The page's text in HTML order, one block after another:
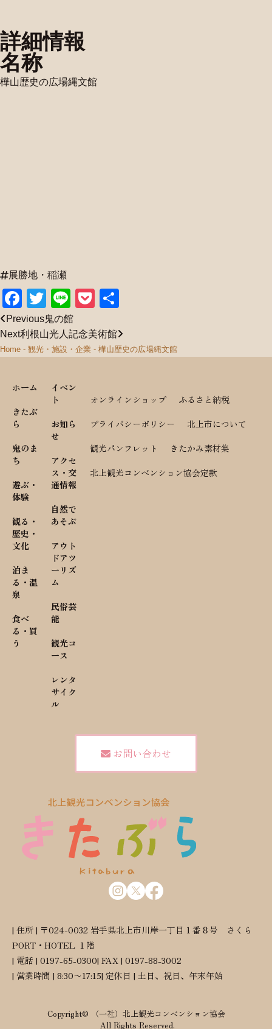
詳細情報
名称
樺山歴史の広場縄文館
展勝地・稲瀬
Facebook
Twitter
LinePocket
Previous鬼の館
Next利根山光人記念美術館
Home - 観光・施設・企業 - 樺山歴史の広場縄文館
ホーム
きたぶ
ら
鬼のま
ち
遊ぶ・
体験
観る・
歴史・
文化
泊ま
る・温
泉
食べ
る・買
う
イベン
ト
お知ら
せ
アクセ
ス・交
通情報
自然で
あそぶ
アウト
ドアツ
ーリズ
ム
民俗芸
能
観光コ
ース
レンタ
サイク
ル
オンラインショップ
ふるさと納税
プライバシーポリシー
北上市について
観光パンフレット
きたかみ素材集
北上観光コンベンション協会定款
お問い合わせ
| 住所 | 〒024-0032 岩手県北上市川岸一丁目１番８号 さくら
PORT・HOTEL １階
| 電話 | 0197-65-0300| FAX | 0197-88-3002
| 営業時間 | 8:30〜17:15| 定休日 | 土日、祝日、年末年始
Copyright© （一社）北上観光コンベンション協会
All Rights Reserved.